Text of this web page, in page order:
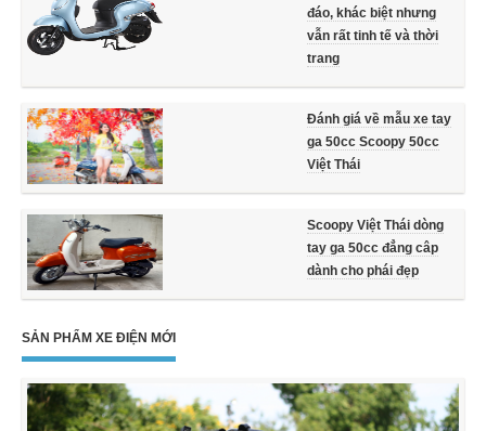
đáo, khác biệt nhưng
vẫn rất tinh tế và thời
trang
Đánh giá về mẫu xe tay
ga 50cc Scoopy 50cc
Việt Thái
Scoopy Việt Thái dòng
tay ga 50cc đẳng câp
dành cho phái đẹp
SẢN PHẨM XE ĐIỆN MỚI